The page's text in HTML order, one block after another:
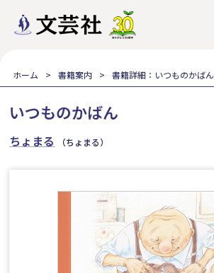
ホーム 書籍案内 書籍詳細：いつものかばん
いつものかばん
ちょまる （ちょまる）